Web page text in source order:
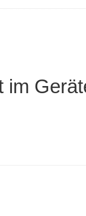
im